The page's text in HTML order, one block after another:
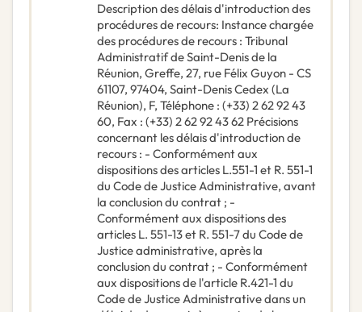
Description des délais d'introduction des
procédures de recours: Instance chargée
des procédures de recours : Tribunal
Administratif de Saint-Denis de la
Réunion, Greffe, 27, rue Félix Guyon - CS
61107, 97404, Saint-Denis Cedex (La
Réunion), F, Téléphone : (+33) 2 62 92 43
60, Fax : (+33) 2 62 92 43 62 Précisions
concernant les délais d'introduction de
recours : - Conformément aux
dispositions des articles L.551-1 et R. 551-1
du Code de Justice Administrative, avant
la conclusion du contrat ; -
Conformément aux dispositions des
articles L. 551-13 et R. 551-7 du Code de
Justice administrative, après la
conclusion du contrat ; - Conformément
aux dispositions de l'article R.421-1 du
Code de Justice Administrative dans un